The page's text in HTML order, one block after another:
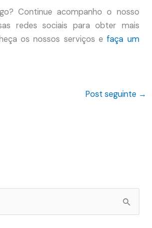
Continue acompanho o nosso
redes sociais para obter mais
os nossos serviços efaça um
Post seguinte →